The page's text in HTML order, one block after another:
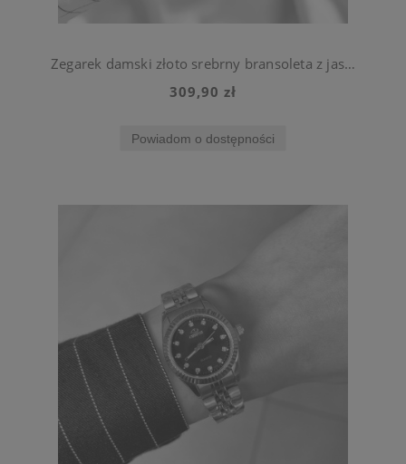
Zegarek damski złoto srebrny bransoleta z jasną tarczą ze stali chirurgicznej
309,90 zł
Powiadom o dostępności